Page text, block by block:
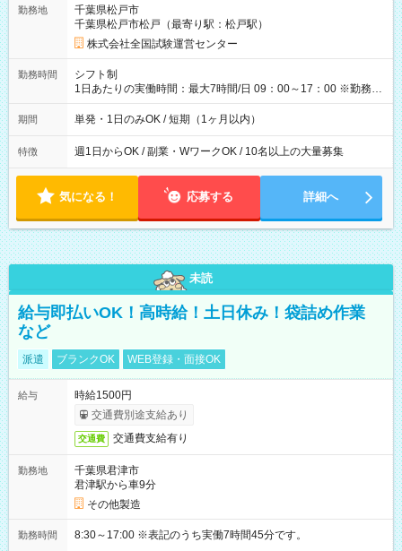
例】 ・河合塾模擬試験 8:30～17:30（休憩1時間） 時給1,300円
×8時間＝日収10,400円＋交通費 ※当日の役割により時給＋100
円の場合あり ・国家試験 7:00～13:30（休憩なし） 時給1,300
円（役割手当＋100円）×6時間＝日収8,400円＋交通費 【試用期
間】試用期間なし
勤務地
千葉県松戸市
千葉県松戸市松戸（最寄り駅：松戸駅）
株式会社全国試験運営センター
勤務時間
シフト制
1日あたりの実働時間：最大7時間/日 09：00～17：00 ※勤務時
間は 試験により異なります。
期間 単発・1日のみOK / 短期（1ヶ月以内）
特徴 週1日からOK / 副業・WワークOK / 10名以上の大量募集
気になる！ 応募する 詳細へ
未読
給与即払いOK！高時給！土日休み！袋詰め作業
など
派遣 ブランクOK WEB登録・面接OK
給与
時給1500円
交通費別途支給あり
交通費 交通費支給有り
勤務地
千葉県君津市
君津駅から車9分
その他製造
勤務時間 8:30～17:00 ※表記のうち実働7時間45分です。